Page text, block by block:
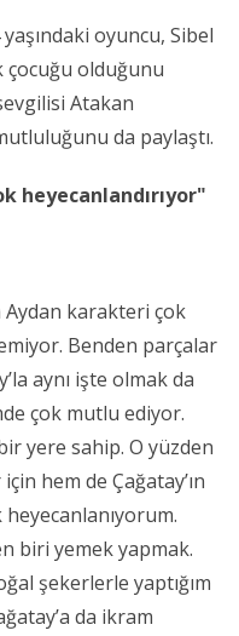
oyuncu, Sibel
olduğunu
Atakan
da paylaştı.
heyecanlandırıyor"
Aydan karakteri çok
Benden parçalar
aynı işte olmak da
çok mutlu ediyor.
yere sahip. O yüzden
hem de Çağatay’ın
heyecanlanıyorum.
biri yemek yapmak.
şekerlerle yaptığım
da ikram